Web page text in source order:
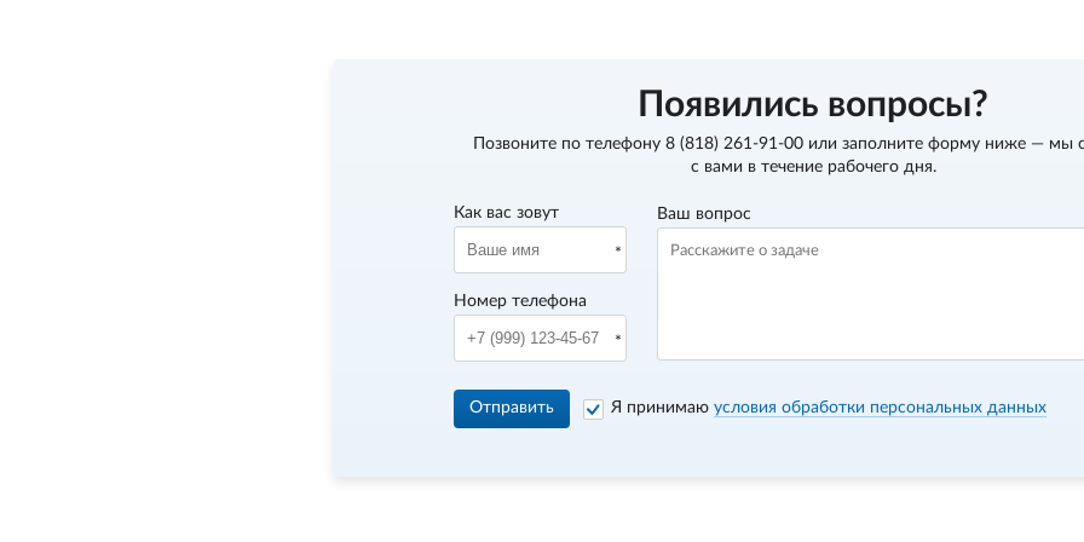
Появились вопросы?
Позвоните по телефону 8 (818) 261-91-00или заполните форму ниже — мы
с вами в течение рабочего дня.
Как вас зовут
Номер телефона
Ваш вопрос
Отправить Я принимаю условия обработки персональных данных